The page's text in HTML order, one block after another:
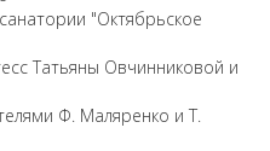
"Октябрьское
Татьяны Овчинниковой и
Ф. Маляренко и Т.